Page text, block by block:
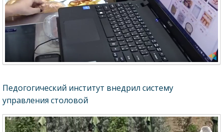
Педогогический институт внедрил систему
управления столовой